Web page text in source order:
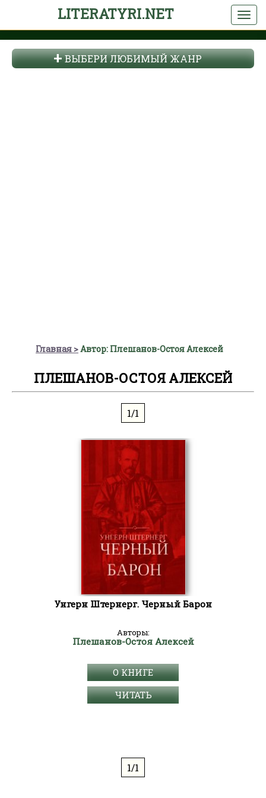
LITERATYRI.NET
ВЫБЕРИ ЛЮБИМЫЙ ЖАНР
Главная Автор: Плешанов-Остоя Алексей
ПЛЕШАНОВ-ОСТОЯ АЛЕКСЕЙ
1/1
Унгерн Штернерг. Черный Барон
Авторы:
Плешанов-Остоя Алексей
О КНИГЕ
ЧИТАТЬ
1/1